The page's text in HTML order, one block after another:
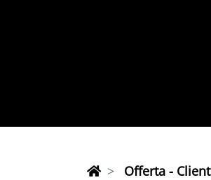
Offerta - Client